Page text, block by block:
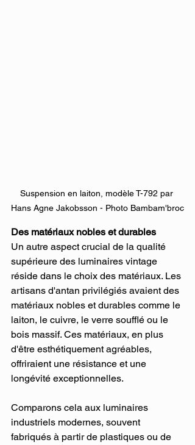
Suspension en laiton, modèle T-792 par
Hans Agne Jakobsson - Photo Bambam'broc
Des matériaux nobles et durables
Un autre aspect crucial de la qualité
supérieure des luminaires vintage
réside dans le choix des matériaux. Les
artisans d'antan privilégiés avaient des
matériaux nobles et durables comme le
laiton, le cuivre, le verre soufflé ou le
bois massif. Ces matériaux, en plus
d'être esthétiquement agréables,
offriraient une résistance et une
longévité exceptionnelles.
Comparons cela aux luminaires
industriels modernes, souvent
fabriqués à partir de plastiques ou de